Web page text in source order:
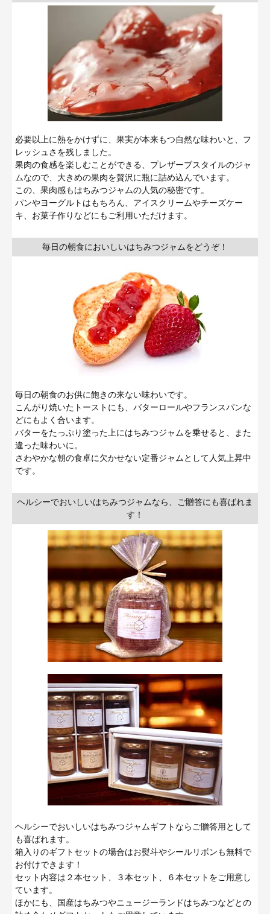
必要以上に熱をかけずに、果実が本来もつ自然な味わいと、フ
レッシュさを残しました。
果肉の食感を楽しむことができる、プレザーブスタイルのジャ
ムなので、大きめの果肉を贅沢に瓶に詰め込んでいます。
この、果肉感もはちみつジャムの人気の秘密です。
パンやヨーグルトはもちろん、アイスクリームやチーズケー
キ、お菓子作りなどにもご利用いただけます。
毎日の朝食においしいはちみつジャムをどうぞ！
毎日の朝食のお供に飽きの来ない味わいです。
こんがり焼いたトーストにも、バターロールやフランスパンな
どにもよく合います。
バターをたっぷり塗った上にはちみつジャムを乗せると、また
違った味わいに。
さわやかな朝の食卓に欠かせない定番ジャムとして人気上昇中
です。
ヘルシーでおいしいはちみつジャムなら、ご贈答にも喜ばれま
す！
ヘルシーでおいしいはちみつジャムギフトならご贈答用として
も喜ばれます。
箱入りのギフトセットの場合はお熨斗やシールリボンも無料で
お付けできます！
セット内容は２本セット、３本セット、６本セットをご用意し
ています。
ほかにも、国産はちみつやニュージーランドはちみつなどとの